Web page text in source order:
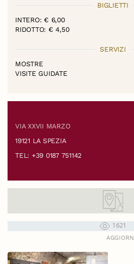
BIGLIETTI
INTERO: € 6,00
RIDOTTO: € 4,50
SERVIZI
MOSTRE
VISITE GUIDATE
VIA XXVII MARZO
19121 LA SPEZIA
TEL: +39 0187 751142
1621